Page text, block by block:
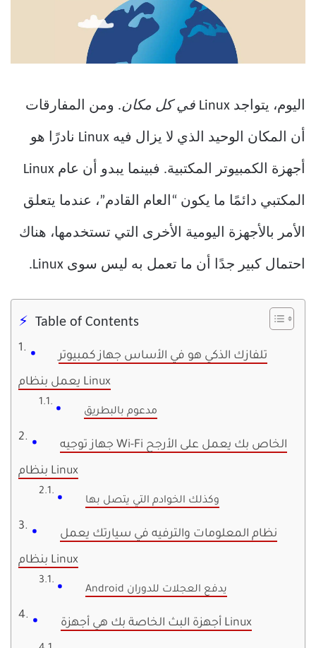
اليوم، يتواجد Linux في كل مكان. ومن المفارقات
أن المكان الوحيد الذي لا يزال فيه Linux نادرًا هو
أجهزة الكمبيوتر المكتبية. فبينما يبدو أن عام Linux
المكتبي دائمًا ما يكون “العام القادم”، عندما يتعلق
الأمر بالأجهزة اليومية الأخرى التي تستخدمها، هناك
احتمال كبير جدًا أن ما تعمل به ليس سوى Linux.
Table of Contents
تلفازك الذكي هو في الأساس جهاز كمبيوتر
يعمل بنظام Linux
مدعوم بالبطريق
جهاز توجيه Wi-Fi الخاص بك يعمل على الأرجح
بنظام Linux
وكذلك الخوادم التي يتصل بها
نظام المعلومات والترفيه في سيارتك يعمل
بنظام Linux
Android يدفع العجلات للدوران
أجهزة البث الخاصة بك هي أجهزة Linux